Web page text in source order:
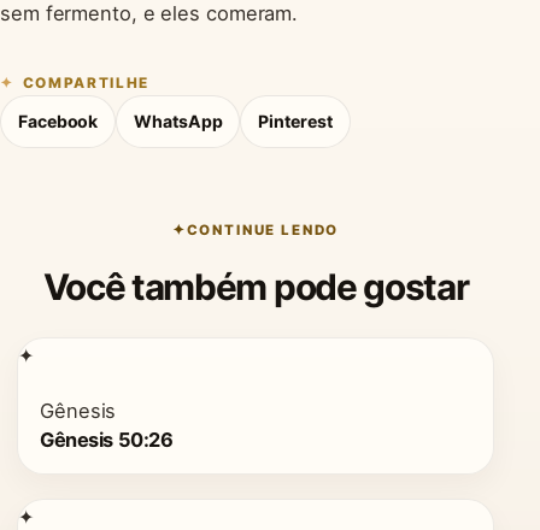
sem fermento, e eles comeram.
COMPARTILHE
Facebook WhatsApp Pinterest
CONTINUE LENDO
Você também pode gostar
✦
Gênesis
Gênesis 50:26
✦